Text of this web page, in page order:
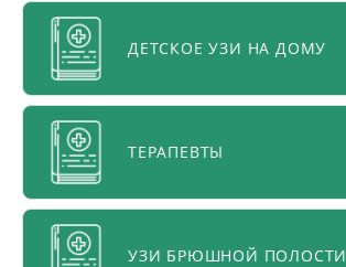
ДЕТСКОЕ УЗИ НА ДОМУ
ТЕРАПЕВТЫ
УЗИ БРЮШНОЙ ПОЛОСТИ